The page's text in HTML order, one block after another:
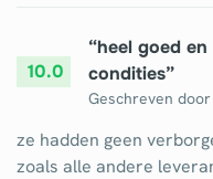
10.0
“heel goed
condities”
Geschreven door
ze hadden geen
zoals alle andere